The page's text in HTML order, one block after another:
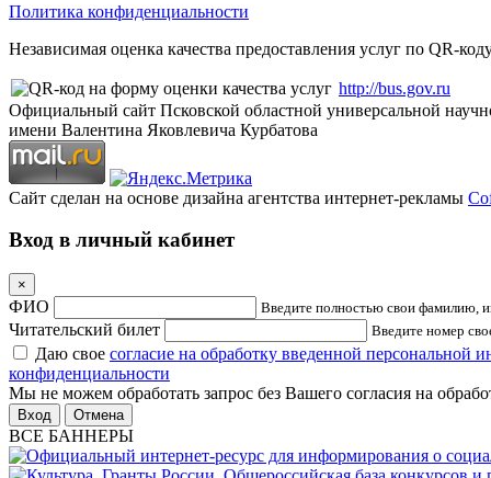
Политика конфиденциальности
Независимая оценка качества предоставления услуг по QR-
http://bus.gov.ru
Официальный сайт Псковской областной универсальной
имени Валентина Яковлевича Курбатова
Сайт сделан на основе дизайна агентства интернет-рекламы
Вход в личный кабинет
×
ФИО Введите полностью свои фамилию,
Читательский билет Введите номер
Даю свое согласие на обработку введенной персональной
конфиденциальности
Мы не можем обработать запрос без Вашего согласия на
Отмена
ВСЕ БАННЕРЫ